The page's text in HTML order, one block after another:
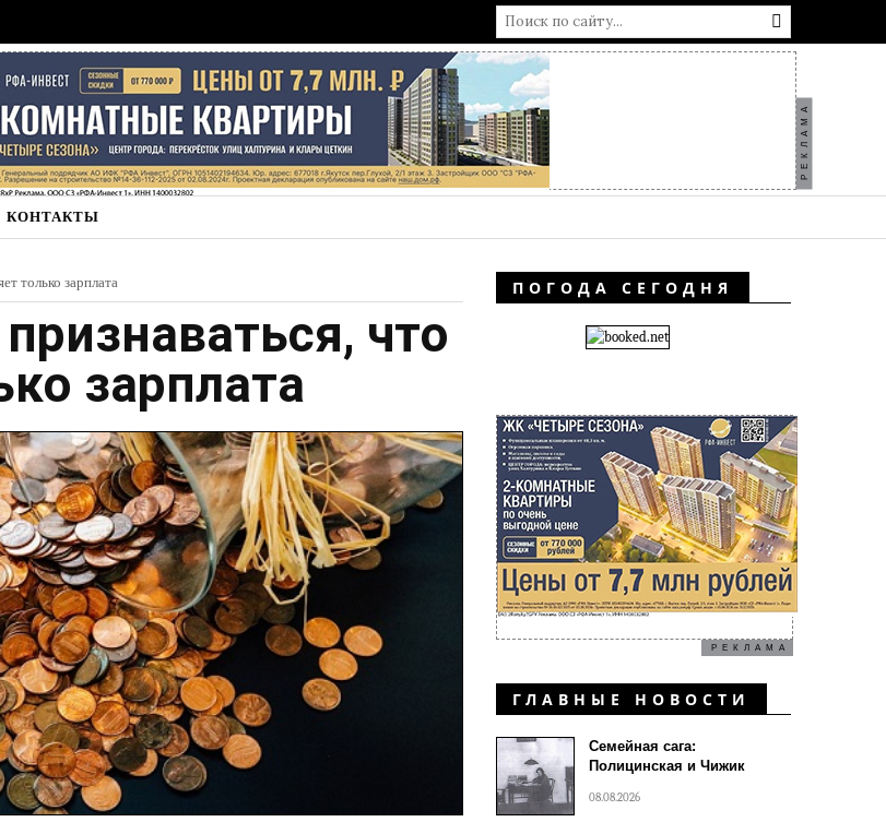
РЕКЛАМА
КОНТАКТЫ
только зарплата
что
зарплата
ПОГОДА СЕГОДНЯ
РЕКЛАМА
ГЛАВНЫЕ НОВОСТИ
Семейная сага:
Полицинская и Чижик
08.08.2026